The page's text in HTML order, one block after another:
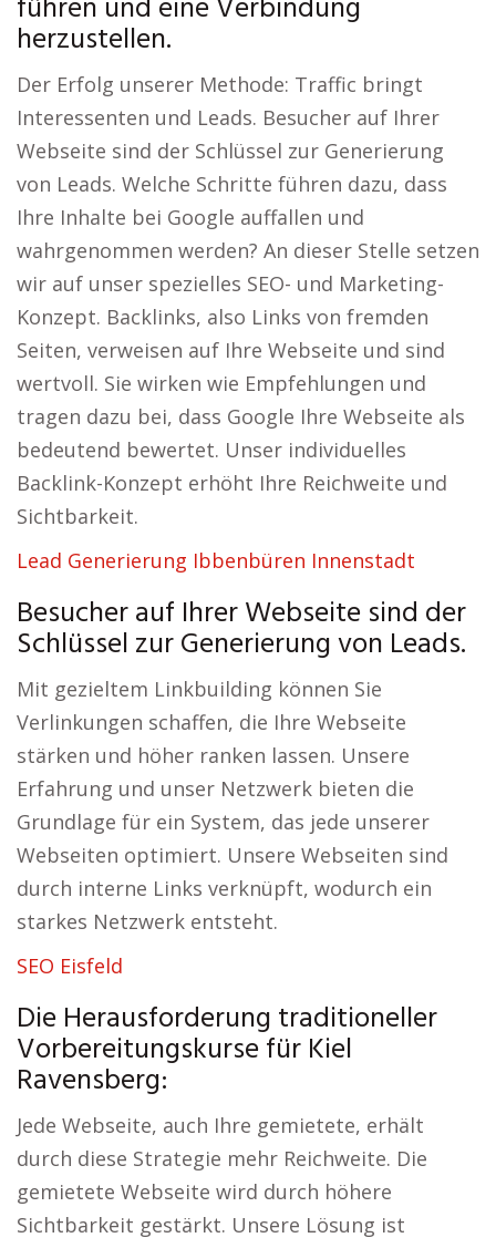
führen und eine Verbindung
herzustellen.
Der Erfolg unserer Methode: Traffic bringt
Interessenten und Leads. Besucher auf Ihrer
Webseite sind der Schlüssel zur Generierung
von Leads. Welche Schritte führen dazu, dass
Ihre Inhalte bei Google auffallen und
wahrgenommen werden? An dieser Stelle setzen
wir auf unser spezielles SEO- und Marketing-
Konzept. Backlinks, also Links von fremden
Seiten, verweisen auf Ihre Webseite und sind
wertvoll. Sie wirken wie Empfehlungen und
tragen dazu bei, dass Google Ihre Webseite als
bedeutend bewertet. Unser individuelles
Backlink-Konzept erhöht Ihre Reichweite und
Sichtbarkeit.
Lead Generierung Ibbenbüren Innenstadt
Besucher auf Ihrer Webseite sind der
Schlüssel zur Generierung von Leads.
Mit gezieltem Linkbuilding können Sie
Verlinkungen schaffen, die Ihre Webseite
stärken und höher ranken lassen. Unsere
Erfahrung und unser Netzwerk bieten die
Grundlage für ein System, das jede unserer
Webseiten optimiert. Unsere Webseiten sind
durch interne Links verknüpft, wodurch ein
starkes Netzwerk entsteht.
SEO Eisfeld
Die Herausforderung traditioneller
Vorbereitungskurse für Kiel
Ravensberg:
Jede Webseite, auch Ihre gemietete, erhält
durch diese Strategie mehr Reichweite. Die
gemietete Webseite wird durch höhere
Sichtbarkeit gestärkt. Unsere Lösung ist